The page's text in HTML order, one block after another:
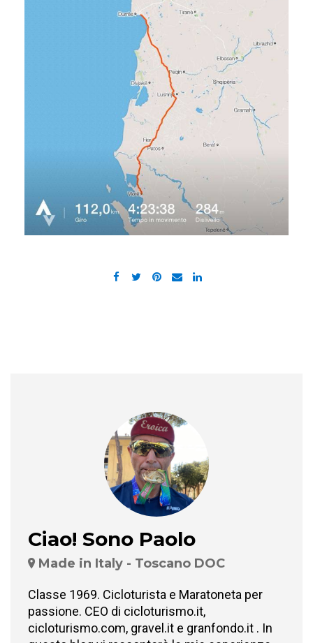
Ciao! Sono Paolo
Made in Italy - Toscano DOC
Classe 1969. Cicloturista e Maratoneta per
passione. CEO di cicloturismo.it,
cicloturismo.com, gravel.it e granfondo.it . In